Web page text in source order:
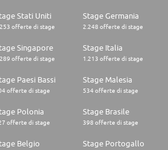
Stati Uniti
offerte di stage
Stage Germania
2.248 offerte di stage
Singapore
offerte di stage
Stage Italia
1.213 offerte di stage
Paesi Bassi
offerte di stage
Stage Malesia
534 offerte di stage
Polonia
offerte di stage
Stage Brasile
398 offerte di stage
Belgio Stage Portogallo